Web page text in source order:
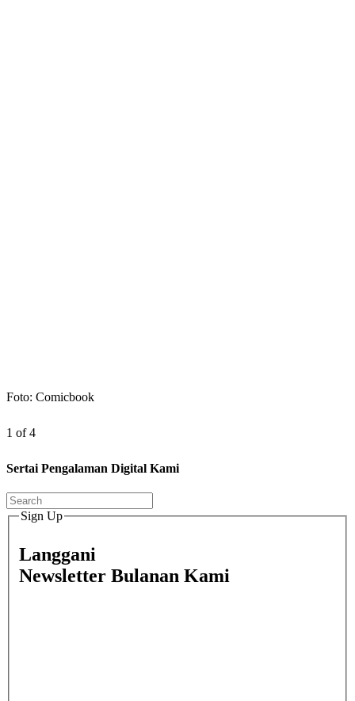
Foto: Comicbook
1 of 4
Sertai Pengalaman Digital Kami
Sign Up
Langgani
Newsletter Bulanan Kami